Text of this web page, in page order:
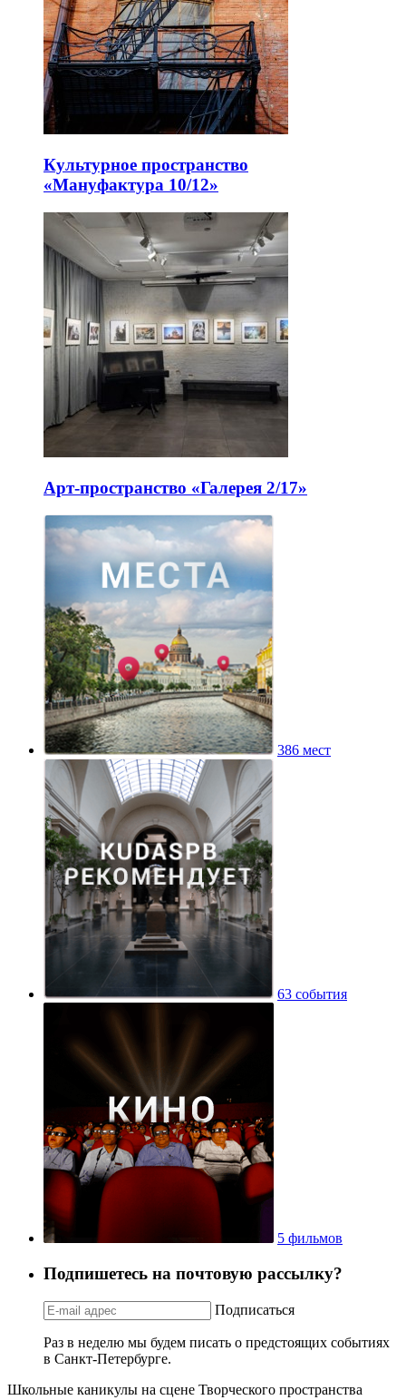
Культурное пространство
«Мануфактура 10/12»
Арт-пространство «Галерея 2/17»
386 мест
63 события
5 фильмов
Подпишетесь на почтовую рассылку?
Подписаться
Раз в неделю мы будем писать о предстоящих событиях
в Санкт-Петербурге.
Школьные каникулы на сцене Творческого пространства